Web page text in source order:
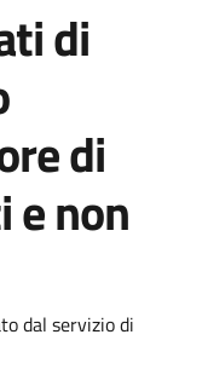
di
di
non
dal servizio di